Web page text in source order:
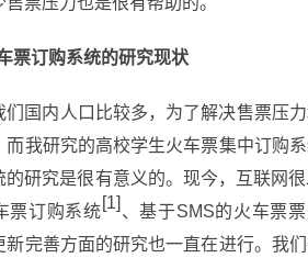
票订购系统的研究现状
们国内人口比较多，为了解决售票压
而我研究的高校学生火车票集中订购
的研究是很有意义的。现今，互联网
票订购系统[1]、基于SMS的火车票
新完善方面的研究也一直在进行。我